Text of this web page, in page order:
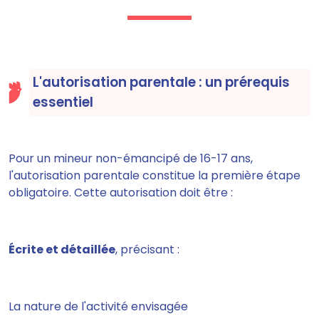
L'autorisation parentale : un prérequis
essentiel
Pour un mineur non-émancipé de 16-17 ans,
l'autorisation parentale constitue la première étape
obligatoire. Cette autorisation doit être :
Écrite et détaillée, précisant :
La nature de l'activité envisagée